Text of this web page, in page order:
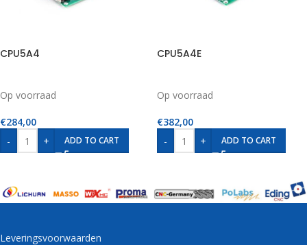
CPU5A4
Op voorraad
€284,00
-
+ ADD TO CART
CPU5A4E
Op voorraad
€382,00
-
+ ADD TO CART
Leveringsvoorwaarden